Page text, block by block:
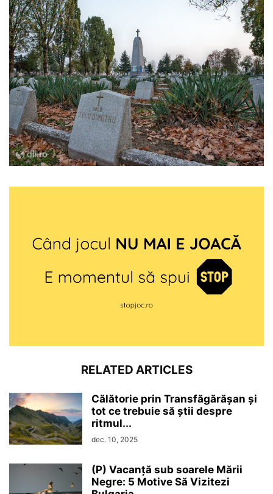
RELATED ARTICLES
Călătorie prin Transfăgărășan și
tot ce trebuie să știi despre
ritmul...
dec. 10, 2025
(P) Vacanță sub soarele Mării
Negre: 5 Motive Să Vizitezi